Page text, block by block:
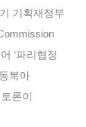
기획재정부
‘파리협정
북아
론이